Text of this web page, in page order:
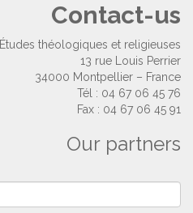
Contact-us
Études théologiques et religieuses
13 rue Louis Perrier
34000 Montpellier – France
Tél : 04 67 06 45 76
Fax : 04 67 06 45 91
Our partners